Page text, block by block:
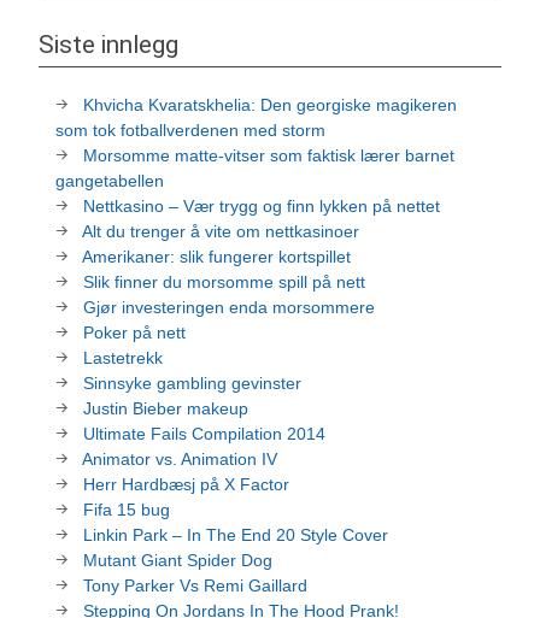
Siste innlegg
Khvicha Kvaratskhelia: Den georgiske magikeren
som tok fotballverdenen med storm
Morsomme matte-vitser som faktisk lærer barnet
gangetabellen
Nettkasino – Vær trygg og finn lykken på nettet
Alt du trenger å vite om nettkasinoer
Amerikaner: slik fungerer kortspillet
Slik finner du morsomme spill på nett
Gjør investeringen enda morsommere
Poker på nett
Lastetrekk
Sinnsyke gambling gevinster
Justin Bieber makeup
Ultimate Fails Compilation 2014
Animator vs. Animation IV
Herr Hardbæsj på X Factor
Fifa 15 bug
Linkin Park – In The End 20 Style Cover
Mutant Giant Spider Dog
Tony Parker Vs Remi Gaillard
Stepping On Jordans In The Hood Prank!